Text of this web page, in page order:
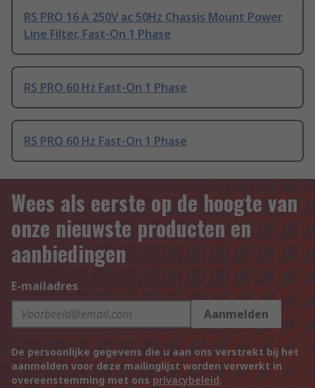
RS PRO 16 A 250V ac 50Hz Chassis Mount Power
Line Filter, Fast-On 1 Phase
RS PRO 60 Hz Fast-On 1 Phase
RS PRO 60 Hz Fast-On 1 Phase
Wees als eerste op de hoogte van
onze nieuwste producten en
aanbiedingen
E-mailadres
Aanmelden
De persoonlijke gegevens die u aan ons verstrekt bij het
aanmelden voor deze mailinglijst worden verwerkt in
overeenstemming met ons privacybeleid.